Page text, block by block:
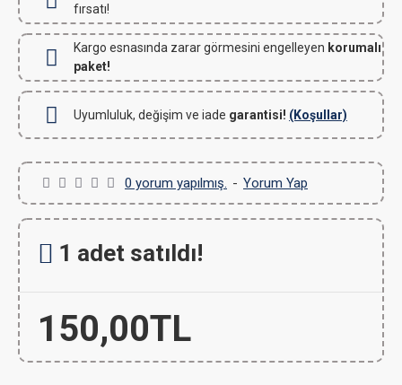
fırsatı!
Kargo esnasında zarar görmesini engelleyen korumalı
paket!
Uyumluluk, değişim ve iade garantisi! (Koşullar)
0 yorum yapılmış. - Yorum Yap
150,00TL
1 adet satıldı!